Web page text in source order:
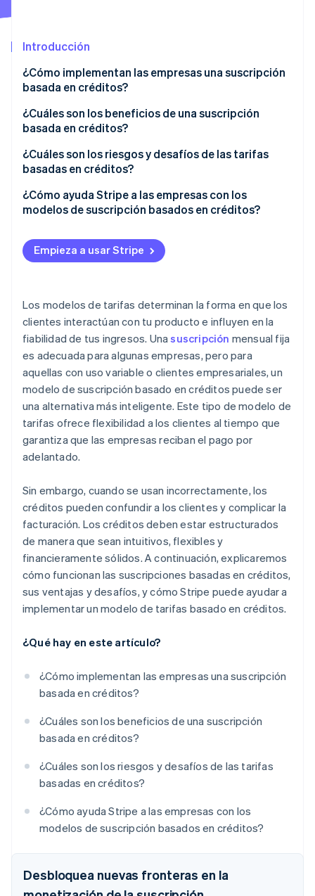
Descubre cómo Stripe construye la infraestructura
Mirar ahora
Socios
Stripe App Marketplace
Introducción
¿Cómo implementan las empresas una suscripción
basada en créditos?
¿Cuáles son los beneficios de una suscripción
basada en créditos?
Ingresos predecibles
Precios unificados
Soporte para promociones e incentivos
¿Cuáles son los riesgos y desafíos de las tarifas
basadas en créditos?
Confusión del cliente
Reconocimiento de precios e ingresos
Seguimiento del consumo
Atención al cliente
Políticas de caducidad y reinversión del crédito
Valor percibido
¿Cómo ayuda Stripe a las empresas con los
modelos de suscripción basados en créditos?
Soporte integrado para facturación basada en
créditos
Seguimiento automático del crédito
Gestión de la caducidad del crédito
Seguimiento del consumo integrado
Soporte para pagos internacionales
Empieza a usar Stripe
Los modelos de tarifas determinan la forma en que los
clientes interactúan con tu producto e influyen en la
fiabilidad de tus ingresos. Unasuscripción mensual fija
es adecuada para algunas empresas, pero para
aquellas con uso variable o clientes empresariales, un
modelo de suscripción basado en créditos puede ser
una alternativa más inteligente. Este tipo de modelo de
tarifas ofrece flexibilidad a los clientes al tiempo que
garantiza que las empresas reciban el pago por
adelantado.
Sin embargo, cuando se usan incorrectamente, los
créditos pueden confundir a los clientes y complicar la
facturación. Los créditos deben estar estructurados
de manera que sean intuitivos, flexibles y
financieramente sólidos. A continuación, explicaremos
cómo funcionan las suscripciones basadas en créditos,
sus ventajas y desafíos, y cómo Stripe puede ayudar a
implementar un modelo de tarifas basado en créditos.
¿Qué hay en este artículo?
¿Cómo implementan las empresas una suscripción
basada en créditos?
¿Cuáles son los beneficios de una suscripción
basada en créditos?
¿Cuáles son los riesgos y desafíos de las tarifas
basadas en créditos?
¿Cómo ayuda Stripe a las empresas con los
modelos de suscripción basados en créditos?
Desbloquea nuevas fronteras en la